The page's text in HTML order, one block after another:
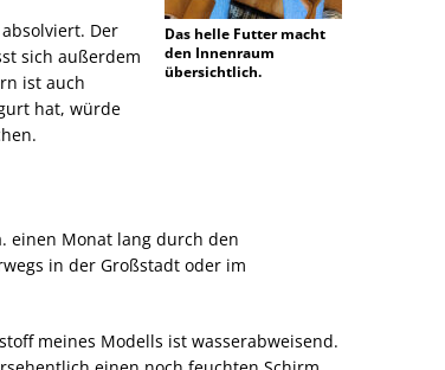
Das helle Futter macht
den Innenraum
übersichtlich.
Der
sich außerdem
ist auch
hat, würde
einen Monat lang durch den
in der Großstadt oder im
meines Modells ist wasserabweisend.